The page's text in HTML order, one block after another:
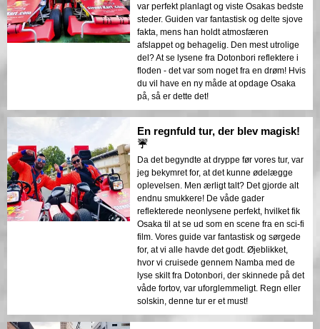
var perfekt planlagt og viste Osakas bedste
steder. Guiden var fantastisk og delte sjove
fakta, mens han holdt atmosfæren
afslappet og behagelig. Den mest utrolige
del? At se lysene fra Dotonbori reflektere i
floden - det var som noget fra en drøm! Hvis
du vil have en ny måde at opdage Osaka
på, så er dette det!
En regnfuld tur, der blev magisk!
☔
Da det begyndte at dryppe før vores tur, var
jeg bekymret for, at det kunne ødelægge
oplevelsen. Men ærligt talt? Det gjorde alt
endnu smukkere! De våde gader
reflekterede neonlysene perfekt, hvilket fik
Osaka til at se ud som en scene fra en sci-fi
film. Vores guide var fantastisk og sørgede
for, at vi alle havde det godt. Øjeblikket,
hvor vi cruisede gennem Namba med de
lyse skilt fra Dotonbori, der skinnede på det
våde fortov, var uforglemmeligt. Regn eller
solskin, denne tur er et must!